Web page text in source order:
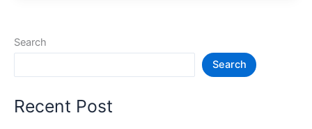
जगह
Places
Search
Search
Recent Post